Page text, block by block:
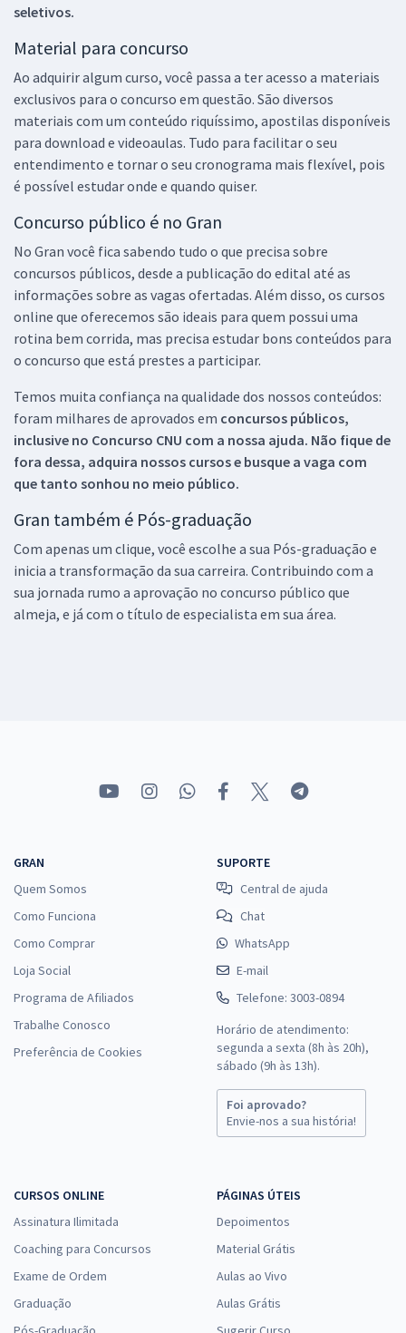
seletivos.
Material para concurso
Ao adquirir algum curso, você passa a ter acesso a materiais
exclusivos para o concurso em questão. São diversos
materiais com um conteúdo riquíssimo, apostilas disponíveis
para download e videoaulas. Tudo para facilitar o seu
entendimento e tornar o seu cronograma mais flexível, pois
é possível estudar onde e quando quiser.
Concurso público é no Gran
No Gran você fica sabendo tudo o que precisa sobre
concursos públicos, desde a publicação do edital até as
informações sobre as vagas ofertadas. Além disso, os cursos
online que oferecemos são ideais para quem possui uma
rotina bem corrida, mas precisa estudar bons conteúdos para
o concurso que está prestes a participar.
Temos muita confiança na qualidade dos nossos conteúdos:
foram milhares de aprovados em concursos públicos,
inclusive no Concurso CNU com a nossa ajuda. Não fique de
fora dessa, adquira nossos cursos e busque a vaga com
que tanto sonhou no meio público.
Gran também é Pós-graduação
Com apenas um clique, você escolhe a sua Pós-graduação e
inicia a transformação da sua carreira. Contribuindo com a
sua jornada rumo a aprovação no concurso público que
almeja, e já com o título de especialista em sua área.
GRAN
Quem Somos
Como Funciona
Como Comprar
Loja Social
Programa de Afiliados
Trabalhe Conosco
Preferência de Cookies
SUPORTE
Central de ajuda
Chat
WhatsApp
E-mail
Telefone: 3003-0894
Horário de atendimento:
segunda a sexta (8h às 20h),
sábado (9h às 13h).
Foi aprovado?
Envie-nos a sua história!
CURSOS ONLINE
Assinatura Ilimitada
Coaching para Concursos
Exame de Ordem
Graduação
PÁGINAS ÚTEIS
Depoimentos
Material Grátis
Aulas ao Vivo
Aulas Grátis